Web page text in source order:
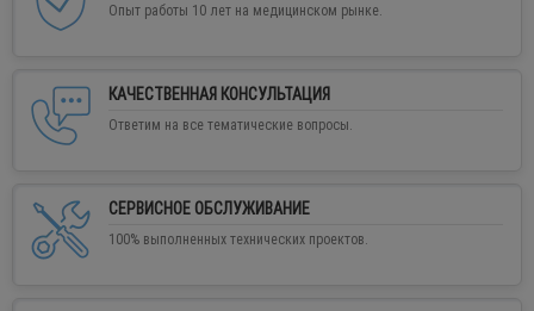
Опыт работы 10 лет на медицинском рынке.
КАЧЕСТВЕННАЯ КОНСУЛЬТАЦИЯ
Ответим на все тематические вопросы.
СЕРВИСНОЕ ОБСЛУЖИВАНИЕ
100% выполненных технических проектов.